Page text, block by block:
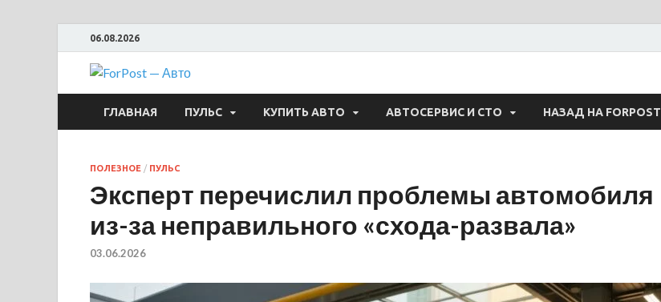
06.08.2026
ForPost — Авто
ГЛАВНАЯ ПУЛЬС КУПИТЬ АВТО АВТОСЕРВИС И СТО НАЗАД НА FORPOST
ПОЛЕЗНОЕ / ПУЛЬС
Эксперт перечислил проблемы автомобиля
из-за неправильного «схода-развала»
03.06.2026